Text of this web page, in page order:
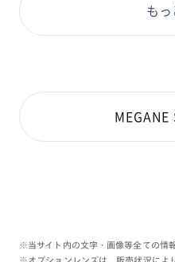
も
※当サイト内の文字・画像等全ての情